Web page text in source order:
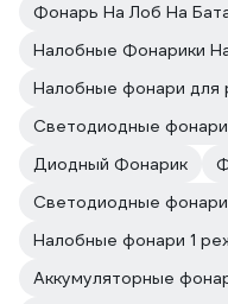
Фонарь На Лоб На
Налобные Фонарики
Налобные фонари для
Светодиодные фонари
Диодный Фонарик
Светодиодные
Налобные фонари 1
Аккумуляторные